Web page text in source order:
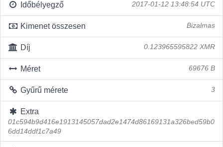
Időbélyegző 2017-01-12 13:48:54 UTC
Kimenet összesen Bizalmas
Díj 0.123965595822 XMR
Méret 69676 B
Gyűrű mérete 3
Extra
01c594b9d416e1913145057dad2e1474d86169131a326bed59b0
6dd14ddf1c7a49